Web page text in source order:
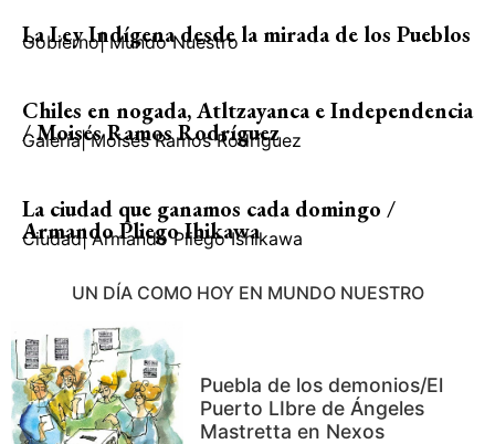
La Ley Indígena desde la mirada de los Pueblos
Gobierno| Mundo Nuestro
Chiles en nogada, Atltzayanca e Independencia
/ Moisés Ramos Rodríguez
Galería| Moisés Ramos Rodríguez
La ciudad que ganamos cada domingo /
Armando Pliego Ihikawa
Ciudad| Armando Pliego Ishikawa
UN DÍA COMO HOY EN MUNDO NUESTRO
Puebla de los demonios/El
Puerto LIbre de Ángeles
Mastretta en Nexos